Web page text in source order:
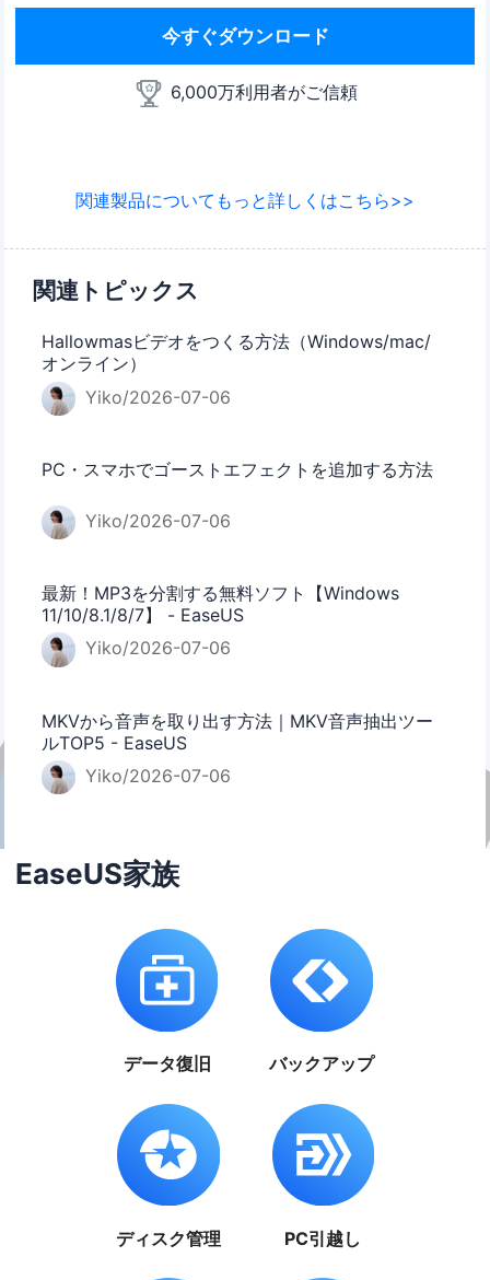
今すぐダウンロード
6,000万利用者がご信頼
関連製品についてもっと詳しくはこちら>>
関連トピックス
Hallowmasビデオをつくる方法（Windows/mac/
オンライン）
Yiko/2026-07-06
PC・スマホでゴーストエフェクトを追加する方法
Yiko/2026-07-06
最新！MP3を分割する無料ソフト【Windows
11/10/8.1/8/7】 - EaseUS
Yiko/2026-07-06
MKVから音声を取り出す方法｜MKV音声抽出ツー
ルTOP5 - EaseUS
Yiko/2026-07-06
EaseUS家族
データ復旧 バックアップ
ディスク管理 PC引越し